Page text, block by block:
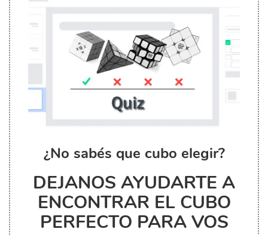
¿No sabés que cubo elegir?
DEJANOS AYUDARTE A
ENCONTRAR EL CUBO
PERFECTO PARA VOS